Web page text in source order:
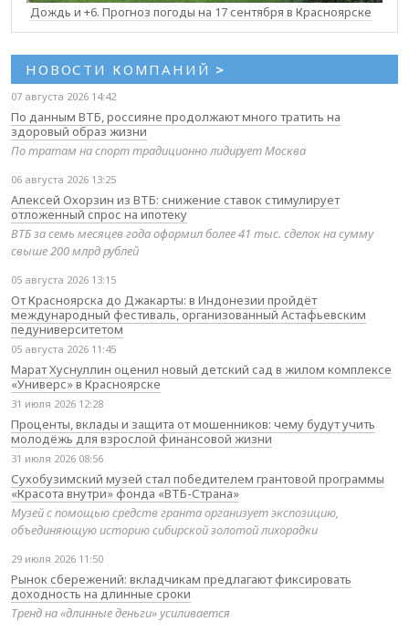
Дождь и +6. Прогноз погоды на 17 сентября в Красноярске
НОВОСТИ КОМПАНИЙ >
07 августа 2026 14:42
По данным ВТБ, россияне продолжают много тратить на
здоровый образ жизни
По тратам на спорт традиционно лидирует Москва
06 августа 2026 13:25
Алексей Охорзин из ВТБ: снижение ставок стимулирует
отложенный спрос на ипотеку
ВТБ за семь месяцев года оформил более 41 тыс. сделок на сумму
свыше 200 млрд рублей
05 августа 2026 13:15
От Красноярска до Джакарты: в Индонезии пройдёт
международный фестиваль, организованный Астафьевским
педуниверситетом
05 августа 2026 11:45
Марат Хуснуллин оценил новый детский сад в жилом комплексе
«Универс» в Красноярске
31 июля 2026 12:28
Проценты, вклады и защита от мошенников: чему будут учить
молодёжь для взрослой финансовой жизни
31 июля 2026 08:56
Сухобузимский музей стал победителем грантовой программы
«Красота внутри» фонда «ВТБ-Страна»
Музей с помощью средств гранта организует экспозицию,
объединяющую историю сибирской золотой лихорадки
29 июля 2026 11:50
Рынок сбережений: вкладчикам предлагают фиксировать
доходность на длинные сроки
Тренд на «длинные деньги» усиливается